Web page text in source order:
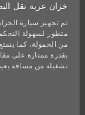
خزان عربة نقل
تم تجهيز سيارة
من الحمولة، كما
بقدرة ممتازة على
تشغيله من مسافة